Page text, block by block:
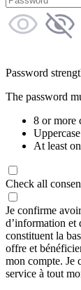
Password
The password
8 or more
At least
Check all
Je confirme
d’information
constituent la
offre et
mon compte. Je
service à tout